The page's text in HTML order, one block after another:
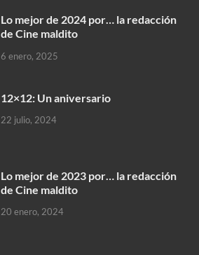
Lo mejor de 2024 por… la redacción
de Cine maldito
6 enero, 2025
12×12: Un aniversario
22 julio, 2024
Lo mejor de 2023 por… la redacción
de Cine maldito
20 enero, 2024